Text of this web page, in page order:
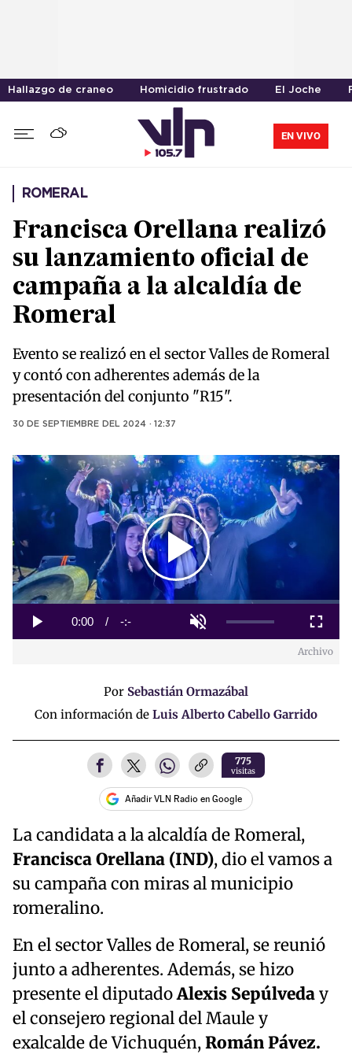
Hallazgo de craneo Homicidio frustrado El Joche
EN VIVO
ROMERAL
Francisca Orellana realizó
su lanzamiento oficial de
campaña a la alcaldía de
Romeral
Evento se realizó en el sector Valles de Romeral
y contó con adherentes además de la
presentación del conjunto "R15".
30 DE SEPTIEMBRE DEL 2024 · 12:37
Play
Video
Play Unmute
Current
0:00 / Duration
-:-
Loaded:
Fullscreen
Archivo
Por Sebastián Ormazábal
Con información de Luis Alberto Cabello Garrido
775
visitas
Añadir VLN Radio en Google
La candidata a la alcaldía de Romeral,
Francisca Orellana (IND), dio el vamos a
su campaña con miras al municipio
romeralino.
En el sector Valles de Romeral, se reunió
junto a adherentes. Además, se hizo
presente el diputadoAlexis Sepúlveday
el consejero regional del Maule y
exalcalde de Vichuquén,Román Pávez.